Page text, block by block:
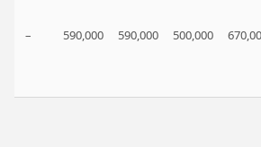
500,000
590,000
590,000
–